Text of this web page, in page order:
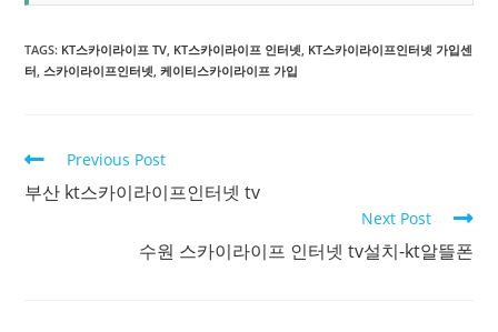
TAGS: KT스카이라이프 TV KT스카이라이프 인터넷 KT스카이라이프인터넷 가입센
터 스카이라이프인터넷 케이티스카이라이프 가입
Previous Post
부산 kt스카이라이프인터넷 tv
Next Post
수원 스카이라이프 인터넷 tv설치-kt알뜰폰